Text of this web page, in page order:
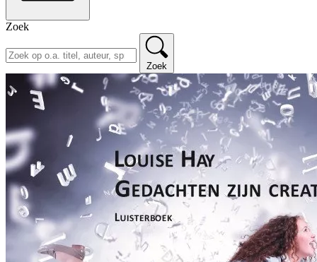
Zoek
Zoek